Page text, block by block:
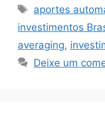
Tags
aportes
investimentos
averaging,
Deixe um